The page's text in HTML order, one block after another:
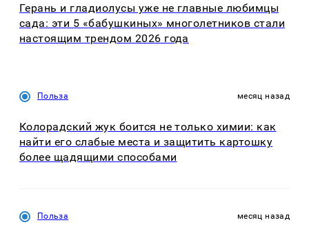
Герань и гладиолусы уже не главные любимцы
сада: эти 5 «бабушкиных» многолетников стали
настоящим трендом 2026 года
Польза месяц назад
Колорадский жук боится не только химии: как
найти его слабые места и защитить картошку
более щадящими способами
Польза месяц назад